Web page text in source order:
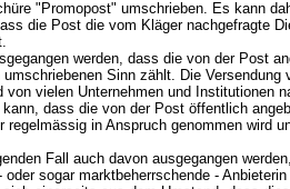
"Promopost" umschrieben. Es kann
die Post die vom Kläger nachgefragte
werden, dass die von der Post
Sinn zählt. Die Versendung
von vielen Unternehmen und Institutionen
dass die von der Post öffentlich
regelmässig in Anspruch genommen wird
Fall auch davon ausgegangen
oder sogar marktbeherrschende -